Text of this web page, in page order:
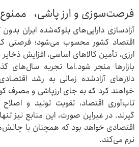
‌فرصت‌سوزی و ارز پاشی، ممنوع
آزادسازی دارایی‌های بلوکه‌شده ایران
اقتصاد کشور محسوب می‌شود؛ فرصتی
ارزی، تأمین کالاهای اساسی، افزایش
بازارها منجر شود.‌اما تجربه سال‌های
دلارهای آزادشده زمانی به رشد
خواهند کرد که به جای ارزپاشی و مصرف
تاب‌آوری اقتصاد، تقویت تولید و
گیرند. در غیراین صورت، این منابع نیز
اقتصادی خواهد بود که همچنان با
نرم می‌کند.